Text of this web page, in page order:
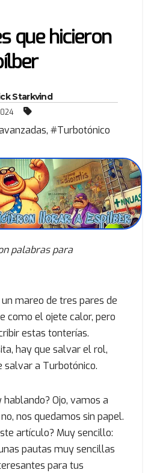
que hicieron
Starkvind
, #Turbotónico
palabras para
mareo de tres pares de
como el ojete calor, pero
estas tonterías.
hay que salvar el rol,
salvar a Turbotónico.
Ojo, vamos a
nos quedamos sin papel.
artículo? Muy sencillo:
pautas muy sencillas
para tus